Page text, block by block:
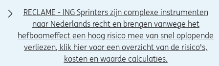
RECLAME - ING Sprinters zijn complexe instrumenten
naar Nederlands recht en brengen vanwege het
hefboomeffect een hoog risico mee van snel oplopende
verliezen, klik hier voor een overzicht van de risico's,
kosten en waarde calculaties.